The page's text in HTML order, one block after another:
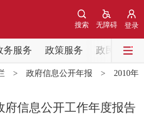
登录
无障碍
搜索
务服务 政策服务 政民互动
院信息 中央部委动态
议信息 部门动态
> 政府信息公开年报 > 2010年
府信息公开工作年度报告